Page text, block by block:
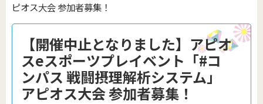
ピオス大会 参加者募集！
【開催中止となりました】アピオ
スeスポーツプレイベント「#コ
ンパス 戦闘摂理解析システム」
アピオス大会 参加者募集！